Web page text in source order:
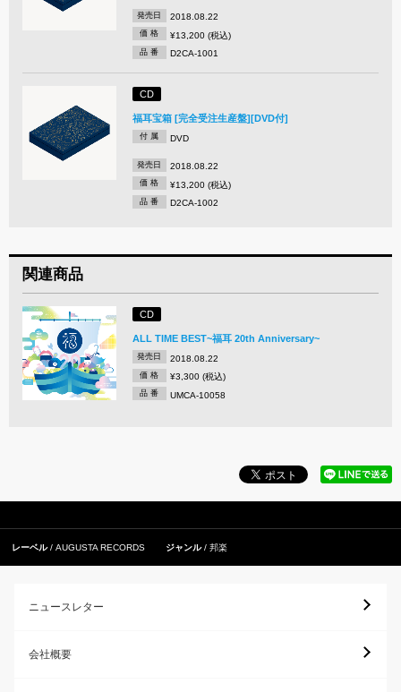
発売日 2018.08.22
価 格 ¥13,200 (税込)
品 番 D2CA-1001
CD
福耳宝箱 [完全受注生産盤][DVD付]
付 属 DVD
発売日 2018.08.22
価 格 ¥13,200 (税込)
品 番 D2CA-1002
関連商品
CD
ALL TIME BEST~福耳 20th Anniversary~
発売日 2018.08.22
価 格 ¥3,300 (税込)
品 番 UMCA-10058
レーベル AUGUSTA RECORDS ジャンル 邦楽
ニュースレター
会社概要